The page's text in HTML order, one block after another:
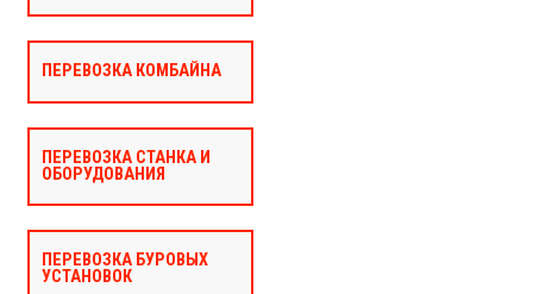
ПЕРЕВОЗКА КОМБАЙНА
ПЕРЕВОЗКА СТАНКА И
ОБОРУДОВАНИЯ
ПЕРЕВОЗКА БУРОВЫХ
УСТАНОВОК